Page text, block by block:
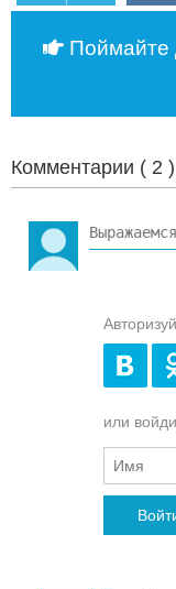
Поймайте
Комментарии ( 2 )
или